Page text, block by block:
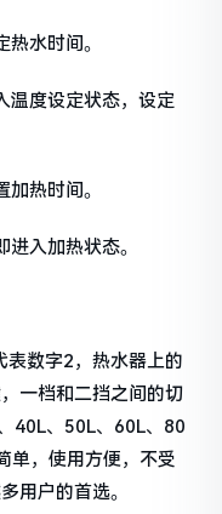
水时间。
温度设定状态，设定
热时间。
入加热状态。
表数字2，热水器上的
一档和二挡之间的切
40L、50L、60L、80
单，使用方便，不受
用户的首选。